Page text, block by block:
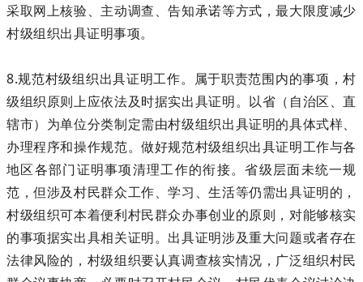
采取网上核验、主动调查、告知承诺等方式，最大限度减少
村级组织出具证明事项。
8.规范村级组织出具证明工作。属于职责范围内的事项，村
级组织原则上应依法及时据实出具证明。以省（自治区、直
辖市）为单位分类制定需由村级组织出具证明的具体式样、
办理程序和操作规范。做好规范村级组织出具证明工作与各
地区各部门证明事项清理工作的衔接。省级层面未统一规
范，但涉及村民群众工作、学习、生活等仍需出具证明的，
村级组织可本着便利村民群众办事创业的原则，对能够核实
的事项据实出具相关证明。出具证明涉及重大问题或者存在
法律风险的，村级组织要认真调查核实情况，广泛组织村民